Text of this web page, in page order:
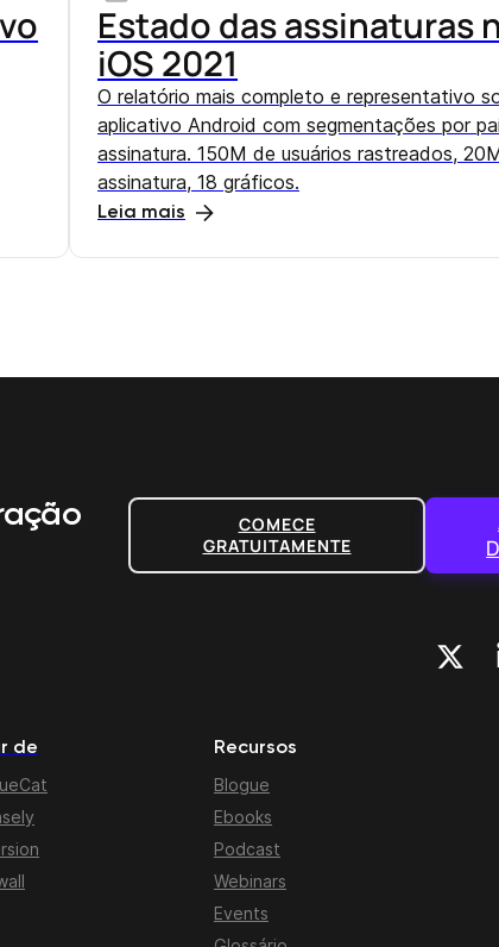
Estado das assinaturas
iOS 2021
O relatório mais completo e representativo
aplicativo Android com segmentações por
assinatura. 150M de usuários rastreados,
assinatura, 18 gráficos.
Leia mais
COMECE
GRATUITAMENTE
de Recursos
Blogue
Ebooks
Podcast
Webinars
Events